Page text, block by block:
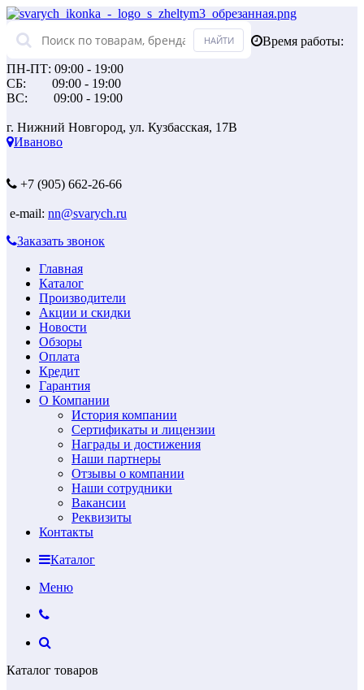
Время работы:
ПН-ПТ: 09:00 - 19:00
СБ: 09:00 - 19:00
ВС: 09:00 - 19:00
г. Нижний Новгород, ул. Кузбасская, 17В
Иваново
+7 (905) 662-26-66
e-mail: nn@svarych.ru
Заказать звонок
Главная
Каталог
Производители
Акции и скидки
Новости
Обзоры
Оплата
Кредит
Гарантия
О Компании
История компании
Сертификаты и лицензии
Награды и достижения
Наши партнеры
Отзывы о компании
Наши сотрудники
Вакансии
Реквизиты
Контакты
Каталог
Меню
Каталог товаров